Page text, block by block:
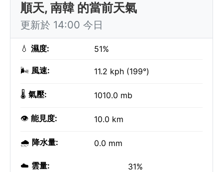
順天, 南韓 的當前天氣
更新於 14:00 今日
💧 濕度: 51%
🌬️ 風速: 11.2 kph (199°)
🌡️ 氣壓: 1010.0 mb
👁️ 能見度: 10.0 km
🌧️ 降水量: 0.0 mm
☁️ 雲量: 31%